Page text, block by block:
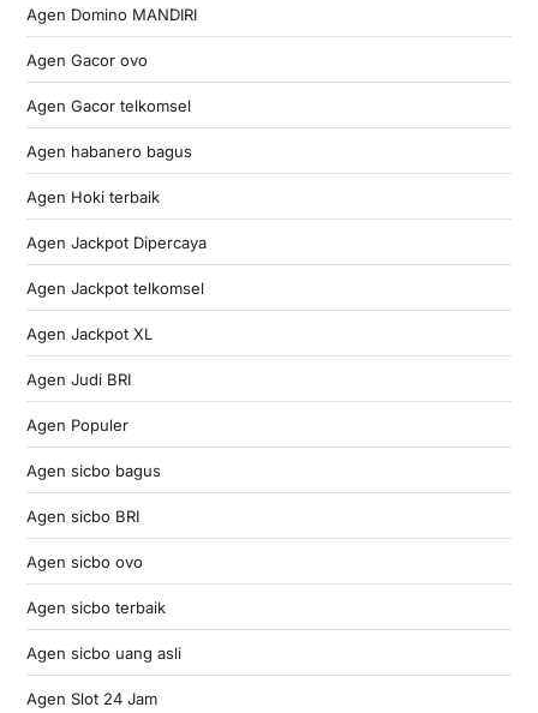
Agen Domino MANDIRI
Agen Gacor ovo
Agen Gacor telkomsel
Agen habanero bagus
Agen Hoki terbaik
Agen Jackpot Dipercaya
Agen Jackpot telkomsel
Agen Jackpot XL
Agen Judi BRI
Agen Populer
Agen sicbo bagus
Agen sicbo BRI
Agen sicbo ovo
Agen sicbo terbaik
Agen sicbo uang asli
Agen Slot 24 Jam